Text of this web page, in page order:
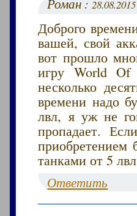
Роман :
Доброго
вашей, свой
вот прошло
игру World Of
несколько
времени надо
лвл, я уж не
пропадает.
приобретением
танками от 5
Ответить